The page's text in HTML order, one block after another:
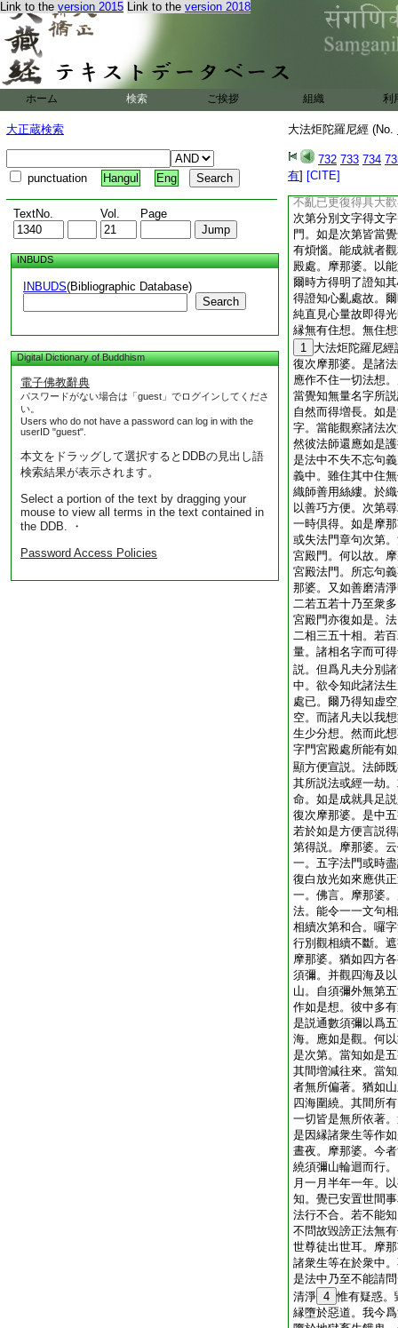
Link to the version 2015 Link to the version 2018
ホーム 検索 ご挨拶 組織 利
大正蔵検索
punctuation Hangul Eng
TextNo. Vol. Page
INBUDS
INBUDS(Bibliographic Database)
Search
Digital Dictionary of Buddhism
電子佛教辭典
パスワードがない場合は「guest」でログインしてくださ
い。
Users who do not have a password can log in with the
userID "guest".
本文をドラッグして選択するとDDBの見出し語
検索結果が表示されます。
Select a portion of the text by dragging your
mouse to view all terms in the text contained in
the DDB. ・
Password Access Policies
大法炬陀羅尼經 (No.
732 733 734
有] [CITE]
成就諸根有住處耶
往昔所有一切布施
有住耶。不也世尊
彼一切住即是非住
成就。集聚諸物不
中。不能觀察正思
造諸業故。云何不
因縁生不依住故。
住也。如是觀者名
時。於所生色身。
二著法中得解脱時
不亂已更復得具大
次第分別文字得文
門。如是次第皆當
有煩惱。能成就者
殿處。摩那婆。以
爾時方得明了證知
得證知心亂處故。
純直見心量故即得
縁無有住想。無住
1 大法炬陀羅尼
復次摩那婆。是諸
應作不住一切法想
當覺知無量名字所
自然而得増長。如
字。當能觀察諸法
然彼法師還應如是
是法中不失不忘句
義中。雖住其中住
織師善用絲縷。於
以善巧方便。次第
一時倶得。如是摩
或失法門章句次第
宮殿門。何以故。
宮殿法門。所忘句
那婆。又如善磨清
二若五若十乃至衆
宮殿門亦復如是。
二相三五十相。若
量。諸相名字而可
説。但爲凡夫分別
中。欲令知此諸法
處已。爾乃得知虚
空。而諸凡夫以我
生少分想。然而此
字門宮殿處所能有
顯方便宣説。法師
其所説法或經一劫
命。如是成就具足
復次摩那婆。是中
若於如是方便言説
第得説。摩那婆。
一。五字法門或時
復白放光如來應供
一。佛言。摩那婆
法。能令一一文句
相續次第和合。囉
行別觀相續不斷。
摩那婆。猶如四方
須彌。并觀四海及
山。自須彌外無第
作如是想。彼中多
是説通數須彌以爲
海。應如是觀。何
是次第。當知如是
其間増減往來。當
者無所偏著。猶如
四海圍繞。其間所
一切皆是無所依著
是因縁諸衆生等作
晝夜。摩那婆。今
繞須彌山輪迴而行
月一月半年一年。
知。覺已安置世間
法行不合。若不能
不問故毀謗正法無
世尊徒出世耳。摩
諸衆生等在於衆中
是法中乃至不能請
清淨 4 惟有疑惑。
縁墮於惡道。我今